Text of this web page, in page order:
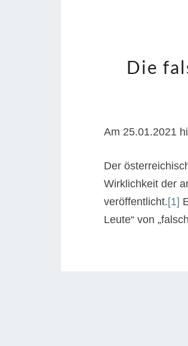
Die
Am 25.01.2021
Der
Wirklichkeit der
veröffentlicht.[1]
Leute“ von